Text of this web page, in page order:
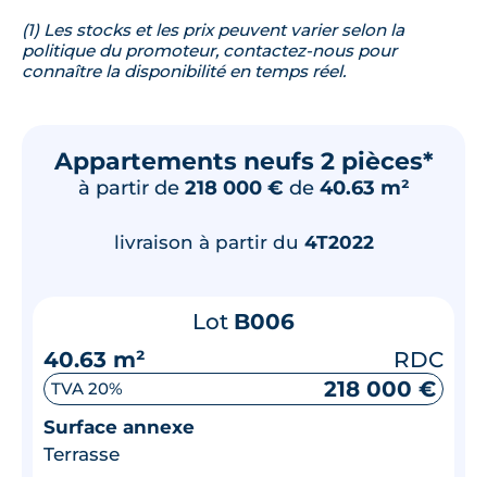
(1) Les stocks et les prix peuvent varier selon la
politique du promoteur, contactez-nous pour
connaître la disponibilité en temps réel.
Appartements neufs 2 pièces*
à partir de 218 000 € de 40.63 m²
livraison à partir du 4T2022
Lot B006
40.63 m²
RDC
TVA 20% 218 000 €
Surface annexe
Terrasse